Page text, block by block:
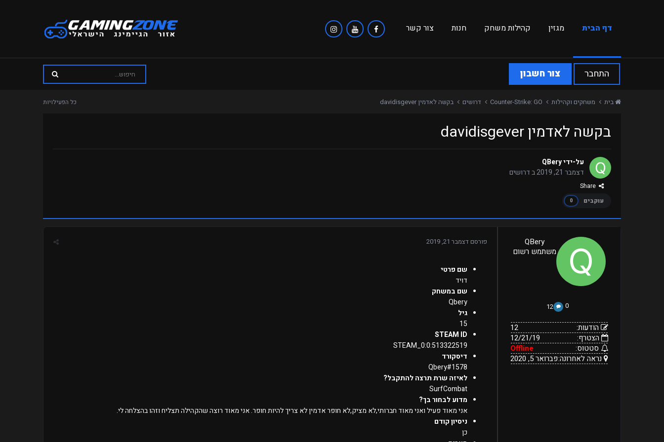
דף הבית מגזין קהילות משחק חנות צור קשר
התחבר צור חשבון
כל הפעילויות בית משחקים וקהילות Counter-Strike: GO דרושים בקשה לאדמין davidisgever
בקשה לאדמין davidisgever
על-ידיQBery
דצמבר 21, 2019
בדרושים
עוקבים
0
הודעות:
הצטרף:
סטטוס:
Offline
נראה
לאחרונה:
פברואר
QBery
משתמש רשום
0
12
הודעות:
12
הצטרף:
12/21/19
סטטוס:
Offline
נראה לאחרונה:פברואר 5, 2020
פורסםדצמבר 21, 2019
שם פרטי
דויד
שם במשחק
Qbery
גיל
15
STEAM ID
STEAM_0:0:513322519
דיסקורד
Qbery#1578
לאיזה שרת תרצה להתקבל?
SurfCombat
מדוע לבחור בך?
אני מאוד פעיל ואני מאוד חברותי,לא מציק,לא חופר אדמין לא צריך להיות חופר. אני מאוד רוצה שהקהילה תצליח וזהו בהצלחה לי.
ניסיון קודם
כן